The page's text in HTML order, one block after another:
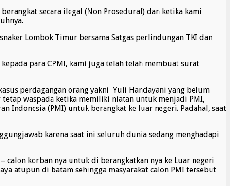
secara ilegal (Non Prosedural) dan ketika kami
Lombok Timur bersama Satgas perlindungan TKI dan
para CPMI, kami juga telah telah membuat surat
perdagangan orang yakni Yuli Handayani yang belum
waspada ketika memiliki niatan untuk menjadi PMI,
Indonesia (PMI) untuk berangkat ke luar negeri. Padahal, saat
karena saat ini seluruh dunia sedang menghadapi
calon korban nya untuk di berangkatkan nya ke Luar negeri
atupun di batam sehingga masyarakat calon PMI tersebut